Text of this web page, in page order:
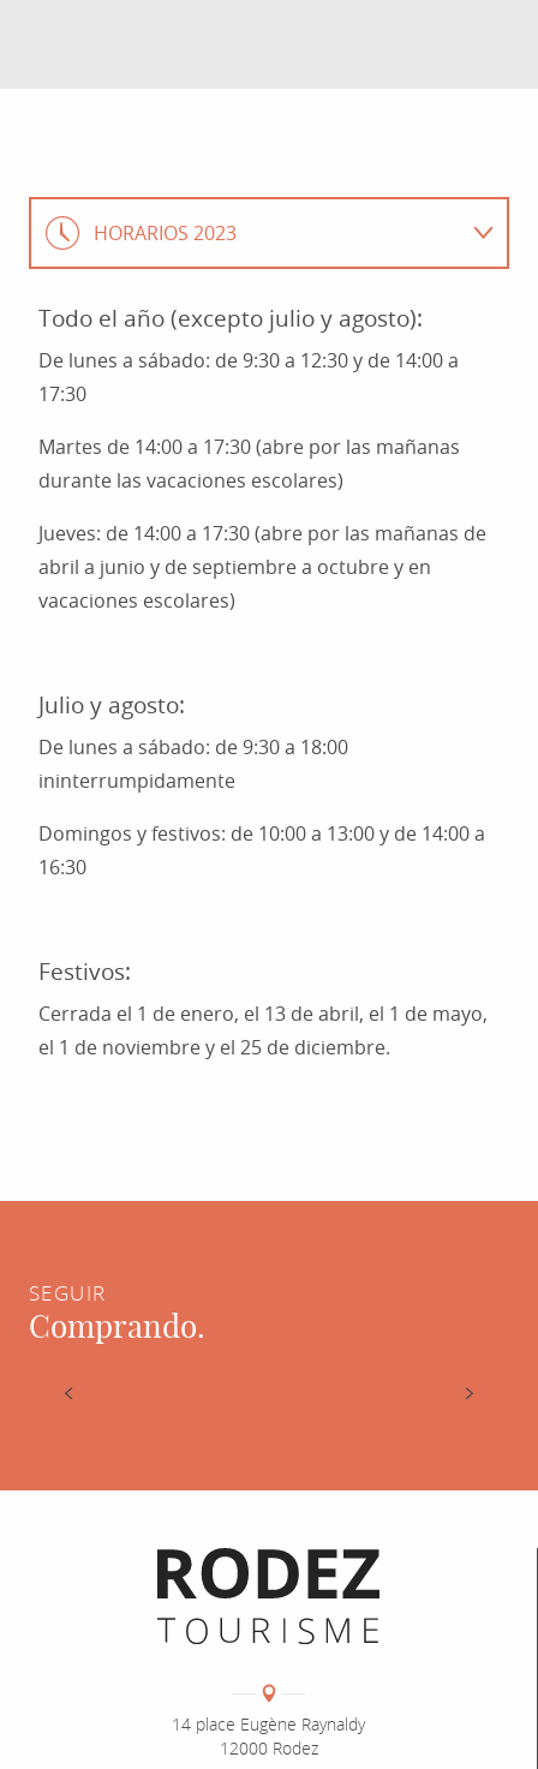
HORARIOS 2023
Todo el año (excepto julio y agosto):
De lunes a sábado: de 9:30 a 12:30 y de 14:00 a
17:30
Martes de 14:00 a 17:30 (abre por las mañanas
durante las vacaciones escolares)
Jueves: de 14:00 a 17:30 (abre por las mañanas de
abril a junio y de septiembre a octubre y en
vacaciones escolares)
Julio y agosto:
De lunes a sábado: de 9:30 a 18:00
ininterrumpidamente
Domingos y festivos: de 10:00 a 13:00 y de 14:00 a
16:30
Festivos:
Cerrada el 1 de enero, el 13 de abril, el 1 de mayo,
el 1 de noviembre y el 25 de diciembre.
SEGUIR
Comprando.
Informations pratiques
Coordonnées
Adresse :
14 place Eugène Raynaldy
12000 Rodez